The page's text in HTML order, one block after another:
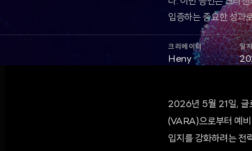
입증하는 중요한 성과
크리에이터
Heny
일
2026년 5월 21일, 글
(VARA)으로부터 예비
입지를 강화하려는 전